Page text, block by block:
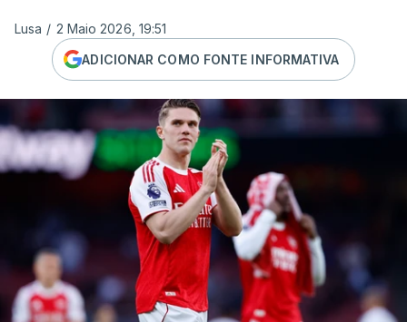
Lusa / 2 Maio 2026, 19:51
ADICIONAR COMO FONTE INFORMATIVA